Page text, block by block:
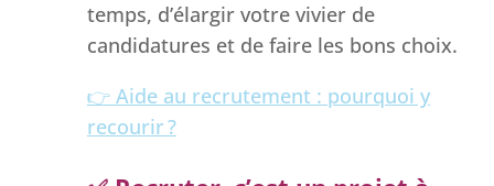
temps, d’élargir votre vivier de
candidatures et de faire les bons choix.
👉 Aide au recrutement : pourquoi y
recourir ?